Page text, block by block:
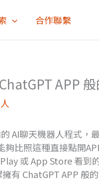
合作聯繫
APP
AI聊天機器人程式，
夠比照這種直接點開
或 App Store 看到
有 ChatGPT APP 般